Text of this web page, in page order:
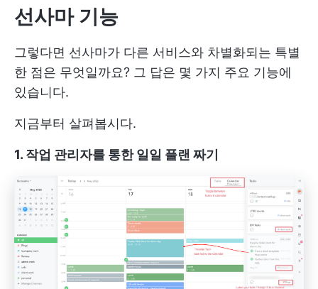
선사마 기능
그렇다면 선사마가 다른 서비스와 차별화되는 특별
한 점은 무엇일까요? 그 답은 몇 가지 주요 기능에
있습니다.
지금부터 살펴봅시다.
1. 작업 관리자를 통한 일일 플랜 짜기